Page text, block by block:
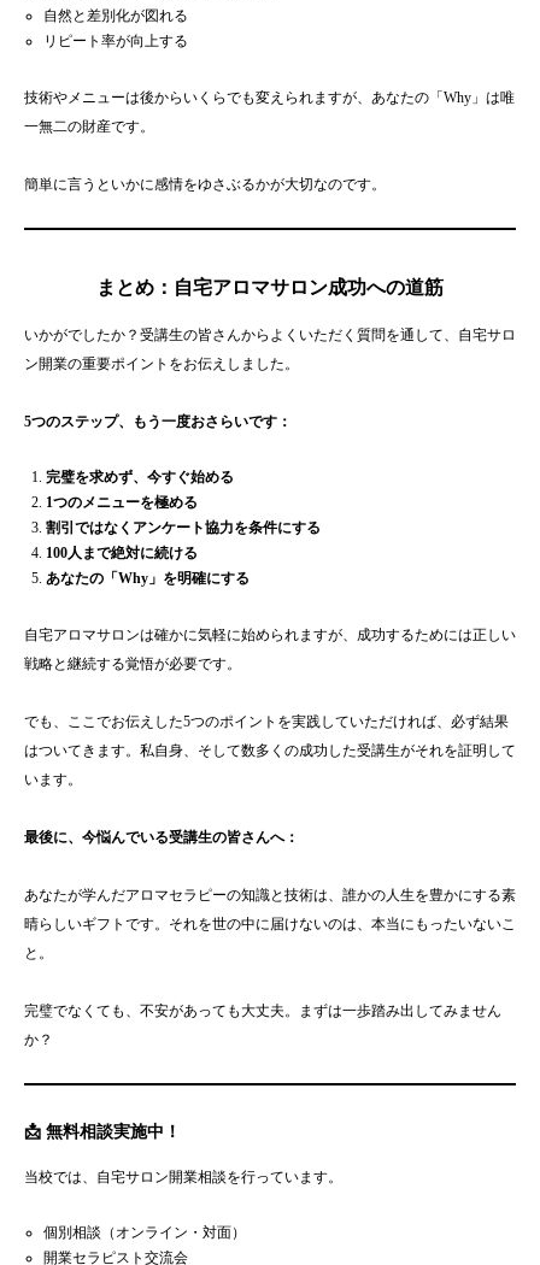
自然と差別化が図れる
リピート率が向上する
技術やメニューは後からいくらでも変えられますが、あなたの「Why」は唯
一無二の財産です。
簡単に言うといかに感情をゆさぶるかが大切なのです。
まとめ：自宅アロマサロン成功への道筋
いかがでしたか？受講生の皆さんからよくいただく質問を通して、自宅サロ
ン開業の重要ポイントをお伝えしました。
5つのステップ、もう一度おさらいです：
完璧を求めず、今すぐ始める
1つのメニューを極める
割引ではなくアンケート協力を条件にする
100人まで絶対に続ける
あなたの「Why」を明確にする
自宅アロマサロンは確かに気軽に始められますが、成功するためには正しい
戦略と継続する覚悟が必要です。
でも、ここでお伝えした5つのポイントを実践していただければ、必ず結果
はついてきます。私自身、そして数多くの成功した受講生がそれを証明して
います。
最後に、今悩んでいる受講生の皆さんへ：
あなたが学んだアロマセラピーの知識と技術は、誰かの人生を豊かにする素
晴らしいギフトです。それを世の中に届けないのは、本当にもったいないこ
と。
完璧でなくても、不安があっても大丈夫。まずは一歩踏み出してみません
か？
📩 無料相談実施中！
当校では、自宅サロン開業相談を行っています。
個別相談（オンライン・対面）
開業セラピスト交流会